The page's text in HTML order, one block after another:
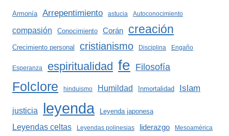
Armonía Arrepentimiento astucia Autoconocimiento
compasión Conocimiento Corán creación
Crecimiento personal cristianismo Disciplina Engaño
Esperanza espiritualidad fe Filosofía
Folclore hinduismo Humildad Inmortalidad Islam
justicia leyenda Leyenda japonesa
Leyendas celtas Leyendas polinesias liderazgo Mesoamérica